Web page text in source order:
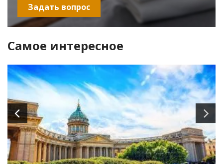
Задать вопрос
Самое интересное